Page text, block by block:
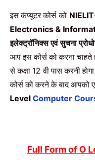
इस कंप्यूटर कोर्स को
Electronics &
इलेक्ट्रॉनिक्स एवं सुचना
आप इस कोर्स को करना चाहते
से कक्षा 12वी पास करनी
कोर्स को करने के बाद आपको
Level Computer
Full Form of O